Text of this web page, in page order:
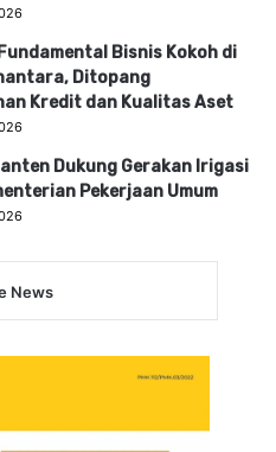
Bisnis Kokoh di
Ditopang
Kredit dan Kualitas Aset
Dukung Gerakan Irigasi
Pekerjaan Umum
News